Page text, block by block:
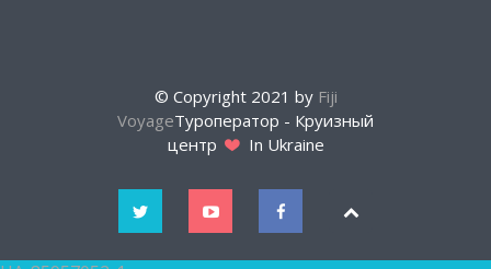
© Copyright 2021 by Fiji
VoyageТуроператор - Круизный
центр
In Ukraine